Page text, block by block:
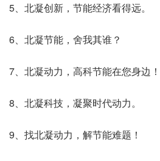
5、北凝创新，节能经济看得远。
6、北凝节能，舍我其谁？
7、北凝动力，高科节能在您身边！
8、北凝科技，凝聚时代动力。
9、找北凝动力，解节能难题！